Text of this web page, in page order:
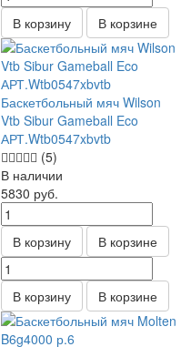
В корзину В корзине
Баскетбольный мяч Wilson
Vtb Sibur Gameball Eco
АРТ.Wtb0547xbvtb
(5)
В наличии
5830 руб.
В корзину В корзине
В корзину В корзине